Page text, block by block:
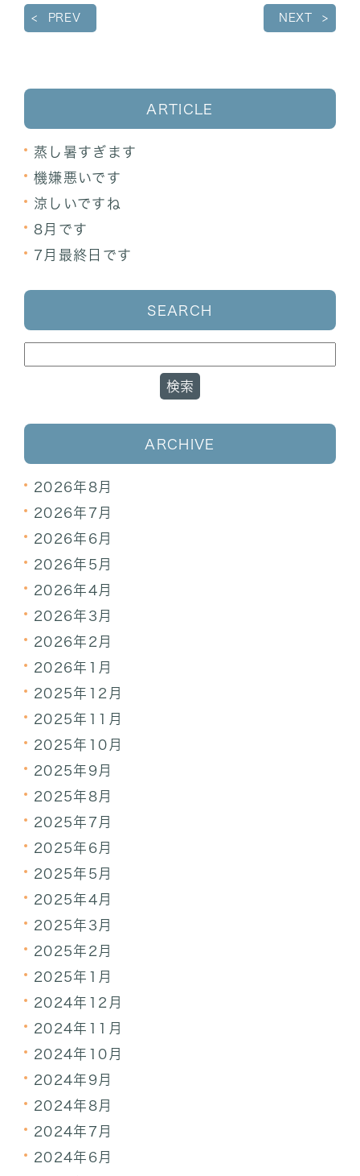
PREV NEXT
ARTICLE
蒸し暑すぎます
機嫌悪いです
涼しいですね
8月です
7月最終日です
SEARCH
ARCHIVE
2026年8月
2026年7月
2026年6月
2026年5月
2026年4月
2026年3月
2026年2月
2026年1月
2025年12月
2025年11月
2025年10月
2025年9月
2025年8月
2025年7月
2025年6月
2025年5月
2025年4月
2025年3月
2025年2月
2025年1月
2024年12月
2024年11月
2024年10月
2024年9月
2024年8月
2024年7月
2024年6月